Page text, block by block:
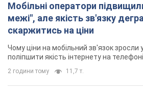
Мобільні оператори
межі", але якість зв'язку
скаржитись на ціни
Чому ціни на мобільний зв'язок зросли у
поліпшити якість інтернету на телефоні
2 години тому 11,7 т.